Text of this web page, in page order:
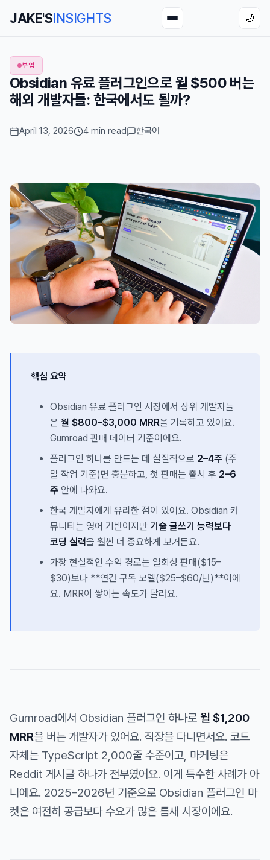
JAKE'SINSIGHTS 🌙
부업
Obsidian 유료 플러그인으로 월 $500 버는
해외 개발자들: 한국에서도 될까?
April 13, 2026 4 min read 한국어
핵심 요약
Obsidian 유료 플러그인 시장에서 상위 개발자들
은 월 $800–$3,000 MRR을 기록하고 있어요.
Gumroad 판매 데이터 기준이에요.
플러그인 하나를 만드는 데 실질적으로 2–4주 (주
말 작업 기준)면 충분하고, 첫 판매는 출시 후 2–6
주 안에 나와요.
한국 개발자에게 유리한 점이 있어요. Obsidian 커
뮤니티는 영어 기반이지만 기술 글쓰기 능력보다
코딩 실력을 훨씬 더 중요하게 보거든요.
가장 현실적인 수익 경로는 일회성 판매($15–
$30)보다 **연간 구독 모델($25–$60/년)**이에
요. MRR이 쌓이는 속도가 달라요.
Gumroad에서 Obsidian 플러그인 하나로 월 $1,200
MRR을 버는 개발자가 있어요. 직장을 다니면서요. 코드
자체는 TypeScript 2,000줄 수준이고, 마케팅은
Reddit 게시글 하나가 전부였어요. 이게 특수한 사례가 아
니에요. 2025–2026년 기준으로 Obsidian 플러그인 마
켓은 여전히 공급보다 수요가 많은 틈새 시장이에요.